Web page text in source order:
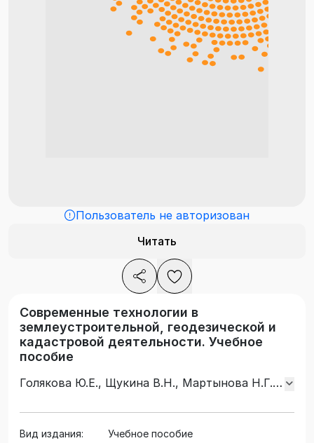
Пользователь не авторизован
Читать
Современные технологии в
землеустроительной, геодезической и
кадастровой деятельности. Учебное
пособие
Голякова Ю.Е., Щукина В.Н., Мартынова Н.Г.,
Вид издания:
Учебное пособие